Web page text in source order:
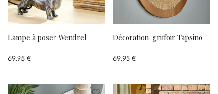
Lampe à poser Wendrel
69,95 €
Décoration-griffoir Tapsino
69,95 €